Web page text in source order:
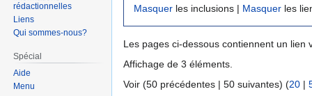
Masquer les inclusions | Masquer les
Les pages ci-dessous contiennent un lien
Affichage de 3 éléments.
Voir (50 précédentes | 50 suivantes) (20 |
rédactionnelles
Liens
Qui sommes-nous?
Spécial
Aide
Menu